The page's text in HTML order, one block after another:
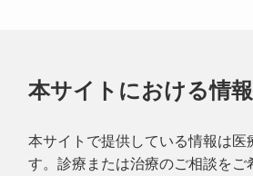
本サイトにおける情
本サイトで提供している情報は医
す。診療または治療のご相談をご